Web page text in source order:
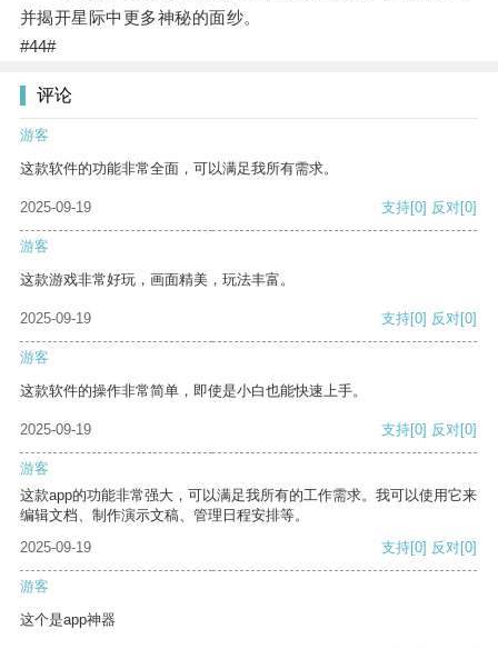
并揭开星际中更多神秘的面纱。
#44#
评论
游客
这款软件的功能非常全面，可以满足我所有需求。
2025-09-19 支持[0] 反对[0]
游客
这款游戏非常好玩，画面精美，玩法丰富。
2025-09-19 支持[0] 反对[0]
游客
这款软件的操作非常简单，即使是小白也能快速上手。
2025-09-19 支持[0] 反对[0]
游客
这款app的功能非常强大，可以满足我所有的工作需求。我可以使用它来
编辑文档、制作演示文稿、管理日程安排等。
2025-09-19
支持[0] 反对[0]
游客
这个是app神器